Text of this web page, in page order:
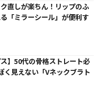
ク直しが楽ちん！リップのふ
「ミラーシール」が便利す
ス】50代の骨格ストレート必
く見えない「Vネックブラト